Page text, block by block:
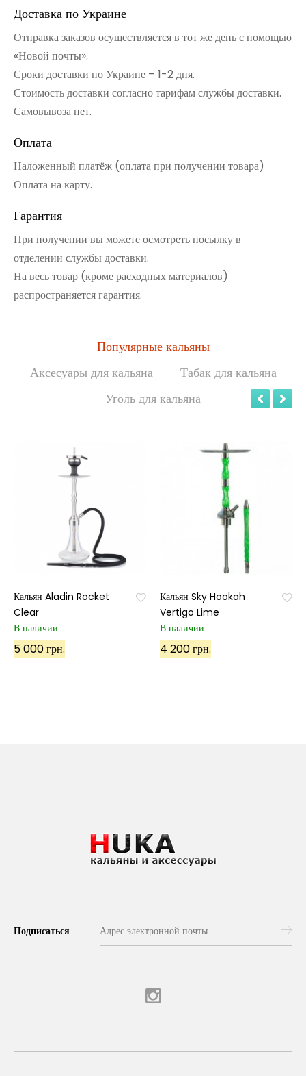
Доставка по Украине
Отправка заказов осуществляется в тот же день с помощью
«Новой почты».
Сроки доставки по Украине – 1-2 дня.
Стоимость доставки согласно тарифам службы доставки.
Самовывоза нет.
Оплата
Наложенный платёж (оплата при получении товара)
Оплата на карту.
Гарантия
При получении вы можете осмотреть посылку в
отделении службы доставки.
На весь товар (кроме расходных материалов)
распространяется гарантия.
Популярные кальяны
Аксесуары для кальяна
Табак для кальяна
Уголь для кальяна
Кальян Aladin Rocket
Clear
В наличии
5 000 грн.
Кальян Sky Hookah
Vertigo Lime
В наличии
4 200 грн.
Подписаться